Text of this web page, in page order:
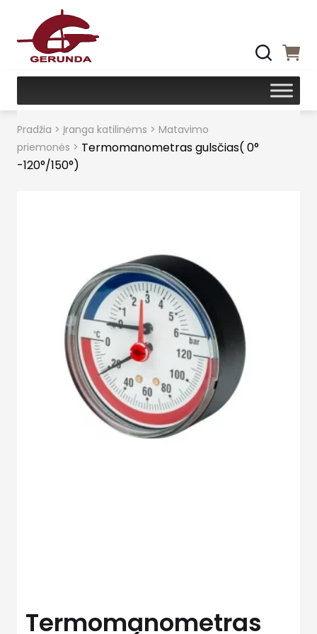
Pradžia > Įranga katilinėms > Matavimo
priemonės > Termomanometras gulsčias( 0°
-120°/150°)
Termomanometras